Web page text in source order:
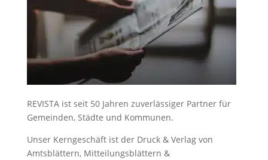
REVISTA ist seit 50 Jahren zuverlässiger Partner für
Gemeinden, Städte und Kommunen.
Unser Kerngeschäft ist der Druck & Verlag von
Amtsblättern, Mitteilungsblättern &